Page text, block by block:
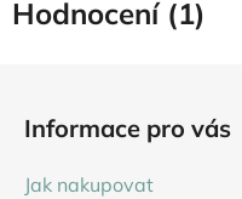
Hodnocení (1)
Informace pro vás
Jak nakupovat